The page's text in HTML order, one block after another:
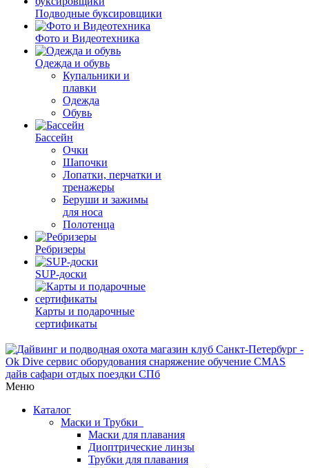
Подводные буксировщики
Фото и Видеотехника
Одежда и обувь
Купальники и
плавки
Одежда
Обувь
Бассейн
Очки
Шапочки
Лопатки, перчатки и
тренажеры
Беруши и зажимы
для носа
Полотенца
Ребризеры
SUP-доски
Карты и подарочные
сертификаты
Меню
Каталог
Маски и Трубки
Маски для плавания
Диоптрические линзы
Трубки для плавания